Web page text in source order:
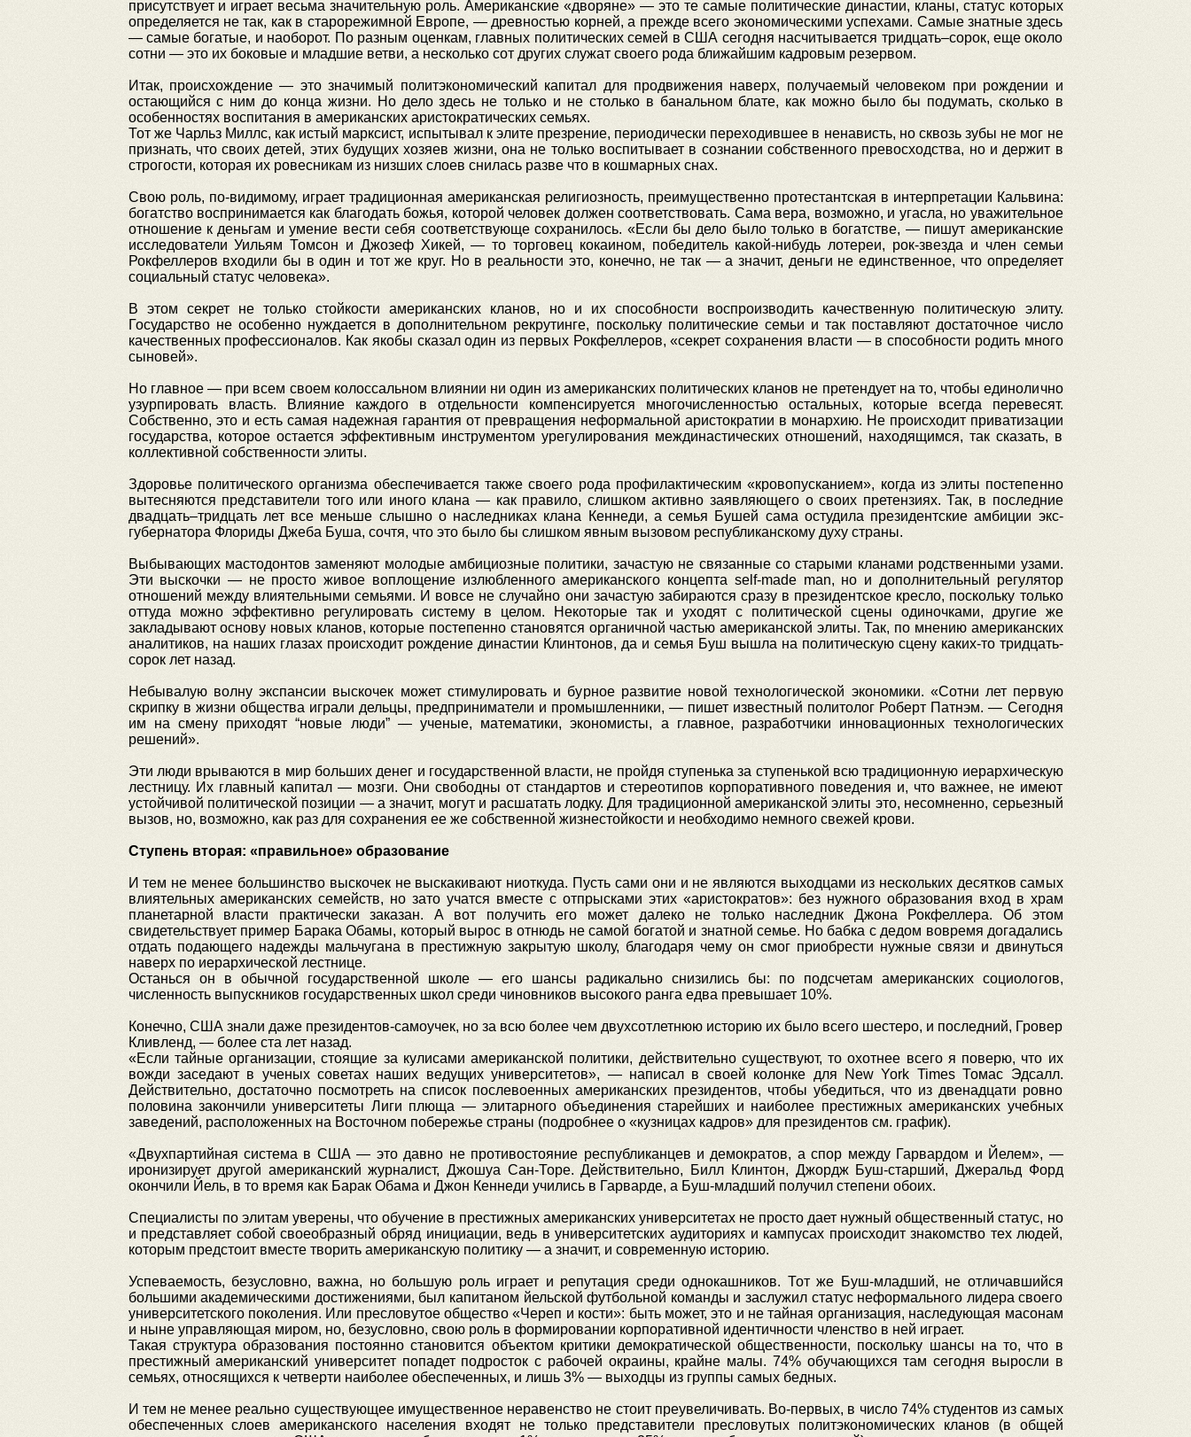
присутствует и играет весьма значительную роль. Американские «дворяне» — это те самые политические династии, кланы, статус которых
определяется не так, как в старорежимной Европе, — древностью корней, а прежде всего экономическими успехами. Самые знатные здесь
— самые богатые, и наоборот. По разным оценкам, главных политических семей в США сегодня насчитывается тридцать–сорок, еще около
сотни — это их боковые и младшие ветви, а несколько сот других служат своего рода ближайшим кадровым резервом.
Итак, происхождение — это значимый политэкономический капитал для продвижения наверх, получаемый человеком при рождении и
остающийся с ним до конца жизни. Но дело здесь не только и не столько в банальном блате, как можно было бы подумать, сколько в
особенностях воспитания в американских аристократических семьях.
Тот же Чарльз Миллс, как истый марксист, испытывал к элите презрение, периодически переходившее в ненависть, но сквозь зубы не мог не
признать, что своих детей, этих будущих хозяев жизни, она не только воспитывает в сознании собственного превосходства, но и держит в
строгости, которая их ровесникам из низших слоев снилась разве что в кошмарных снах.
Свою роль, по-видимому, играет традиционная американская религиозность, преимущественно протестантская в интерпретации Кальвина:
богатство воспринимается как благодать божья, которой человек должен соответствовать. Сама вера, возможно, и угасла, но уважительное
отношение к деньгам и умение вести себя соответствующе сохранилось. «Если бы дело было только в богатстве, — пишут американские
исследователи Уильям Томсон и Джозеф Хикей, — то торговец кокаином, победитель какой-нибудь лотереи, рок-звезда и член семьи
Рокфеллеров входили бы в один и тот же круг. Но в реальности это, конечно, не так — а значит, деньги не единственное, что определяет
социальный статус человека».
В этом секрет не только стойкости американских кланов, но и их способности воспроизводить качественную политическую элиту.
Государство не особенно нуждается в дополнительном рекрутинге, поскольку политические семьи и так поставляют достаточное число
качественных профессионалов. Как якобы сказал один из первых Рокфеллеров, «секрет сохранения власти — в способности родить много
сыновей».
Но главное — при всем своем колоссальном влиянии ни один из американских политических кланов не претендует на то, чтобы единолично
узурпировать власть. Влияние каждого в отдельности компенсируется многочисленностью остальных, которые всегда перевесят.
Собственно, это и есть самая надежная гарантия от превращения неформальной аристократии в монархию. Не происходит приватизации
государства, которое остается эффективным инструментом урегулирования междинастических отношений, находящимся, так сказать, в
коллективной собственности элиты.
Здоровье политического организма обеспечивается также своего рода профилактическим «кровопусканием», когда из элиты постепенно
вытесняются представители того или иного клана — как правило, слишком активно заявляющего о своих претензиях. Так, в последние
двадцать–тридцать лет все меньше слышно о наследниках клана Кеннеди, а семья Бушей сама остудила президентские амбиции экс-
губернатора Флориды Джеба Буша, сочтя, что это было бы слишком явным вызовом республиканскому духу страны.
Выбывающих мастодонтов заменяют молодые амбициозные политики, зачастую не связанные со старыми кланами родственными узами.
Эти выскочки — не просто живое воплощение излюбленного американского концепта self-made man, но и дополнительный регулятор
отношений между влиятельными семьями. И вовсе не случайно они зачастую забираются сразу в президентское кресло, поскольку только
оттуда можно эффективно регулировать систему в целом. Некоторые так и уходят с политической сцены одиночками, другие же
закладывают основу новых кланов, которые постепенно становятся органичной частью американской элиты. Так, по мнению американских
аналитиков, на наших глазах происходит рождение династии Клинтонов, да и семья Буш вышла на политическую сцену каких-то тридцать-
сорок лет назад.
Небывалую волну экспансии выскочек может стимулировать и бурное развитие новой технологической экономики. «Сотни лет первую
скрипку в жизни общества играли дельцы, предприниматели и промышленники, — пишет известный политолог Роберт Патнэм. — Сегодня
им на смену приходят “новые люди” — ученые, математики, экономисты, а главное, разработчики инновационных технологических
решений».
Эти люди врываются в мир больших денег и государственной власти, не пройдя ступенька за ступенькой всю традиционную иерархическую
лестницу. Их главный капитал — мозги. Они свободны от стандартов и стереотипов корпоративного поведения и, что важнее, не имеют
устойчивой политической позиции — а значит, могут и расшатать лодку. Для традиционной американской элиты это, несомненно, серьезный
вызов, но, возможно, как раз для сохранения ее же собственной жизнестойкости и необходимо немного свежей крови.
Ступень вторая: «правильное» образование
И тем не менее большинство выскочек не выскакивают ниоткуда. Пусть сами они и не являются выходцами из нескольких десятков самых
влиятельных американских семейств, но зато учатся вместе с отпрысками этих «аристократов»: без нужного образования вход в храм
планетарной власти практически заказан. А вот получить его может далеко не только наследник Джона Рокфеллера. Об этом
свидетельствует пример Барака Обамы, который вырос в отнюдь не самой богатой и знатной семье. Но бабка с дедом вовремя догадались
отдать подающего надежды мальчугана в престижную закрытую школу, благодаря чему он смог приобрести нужные связи и двинуться
наверх по иерархической лестнице.
Останься он в обычной государственной школе — его шансы радикально снизились бы: по подсчетам американских социологов,
численность выпускников государственных школ среди чиновников высокого ранга едва превышает 10%.
Конечно, США знали даже президентов-самоучек, но за всю более чем двухсотлетнюю историю их было всего шестеро, и последний, Гровер
Кливленд, — более ста лет назад.
«Если тайные организации, стоящие за кулисами американской политики, действительно существуют, то охотнее всего я поверю, что их
вожди заседают в ученых советах наших ведущих университетов», — написал в своей колонке для New York Times Томас Эдсалл.
Действительно, достаточно посмотреть на список послевоенных американских президентов, чтобы убедиться, что из двенадцати ровно
половина закончили университеты Лиги плюща — элитарного объединения старейших и наиболее престижных американских учебных
заведений, расположенных на Восточном побережье страны (подробнее о «кузницах кадров» для президентов см. график).
«Двухпартийная система в США — это давно не противостояние республиканцев и демократов, а спор между Гарвардом и Йелем», —
иронизирует другой американский журналист, Джошуа Сан-Торе. Действительно, Билл Клинтон, Джордж Буш-старший, Джеральд Форд
окончили Йель, в то время как Барак Обама и Джон Кеннеди учились в Гарварде, а Буш-младший получил степени обоих.
Специалисты по элитам уверены, что обучение в престижных американских университетах не просто дает нужный общественный статус, но
и представляет собой своеобразный обряд инициации, ведь в университетских аудиториях и кампусах происходит знакомство тех людей,
которым предстоит вместе творить американскую политику — а значит, и современную историю.
Успеваемость, безусловно, важна, но большую роль играет и репутация среди однокашников. Тот же Буш-младший, не отличавшийся
большими академическими достижениями, был капитаном йельской футбольной команды и заслужил статус неформального лидера своего
университетского поколения. Или пресловутое общество «Череп и кости»: быть может, это и не тайная организация, наследующая масонам
и ныне управляющая миром, но, безусловно, свою роль в формировании корпоративной идентичности членство в ней играет.
Такая структура образования постоянно становится объектом критики демократической общественности, поскольку шансы на то, что в
престижный американский университет попадет подросток с рабочей окраины, крайне малы. 74% обучающихся там сегодня выросли в
семьях, относящихся к четверти наиболее обеспеченных, и лишь 3% — выходцы из группы самых бедных.
И тем не менее реально существующее имущественное неравенство не стоит преувеличивать. Во-первых, в число 74% студентов из самых
обеспеченных слоев американского населения входят не только представители пресловутых политэкономических кланов (в общей